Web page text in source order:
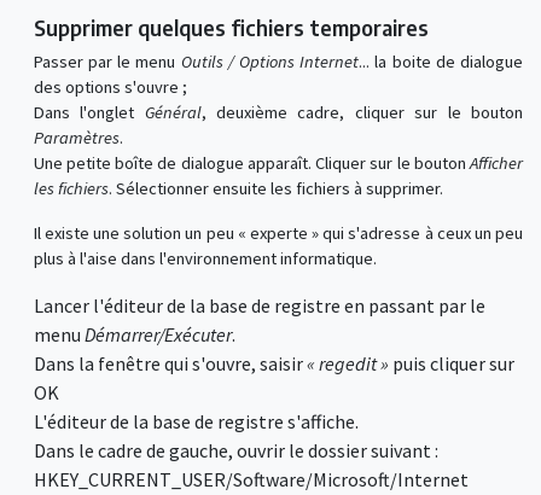
Supprimer quelques fichiers temporaires
Passer par le menu Outils / Options Internet... la boite de dialogue
des options s'ouvre ;
Dans l'onglet Général, deuxième cadre, cliquer sur le bouton
Paramètres.
Une petite boîte de dialogue apparaît. Cliquer sur le boutonAfficher
les fichiers. Sélectionner ensuite les fichiers à supprimer.
Il existe une solution un peu « experte » qui s'adresse à ceux un peu
plus à l'aise dans l'environnement informatique.
Lancer l'éditeur de la base de registre en passant par le
menu Démarrer/Exécuter.
Dans la fenêtre qui s'ouvre, saisir« regedit » puis cliquer sur
OK
L'éditeur de la base de registre s'affiche.
Dans le cadre de gauche, ouvrir le dossier suivant :
HKEY_CURRENT_USER/Software/Microsoft/Internet